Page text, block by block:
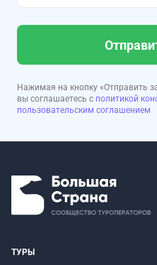
Нажимая на кнопку «Отправить
вы соглашаетесь с политикой
пользовательским соглашением
ТУРЫ